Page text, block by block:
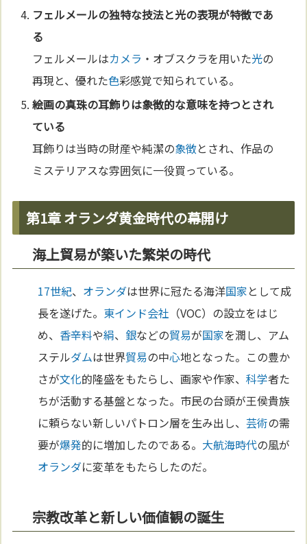
フェルメールの独特な技法と光の表現が特徴であ
る
フェルメールはカメラ ・オブスクラを用いた光の
再現と、優れた色彩感覚で知られている。
絵画の真珠の耳飾りは象徴的な意味を持つとされ
ている
耳飾りは当時の財産や純潔の象徴とされ、作品の
ミステリアスな雰囲気に一役買っている。
第1章 オランダ黄金時代の幕開け
海上貿易が築いた繁栄の時代
17世紀、 オランダは世界に冠たる海洋国家として成
長を遂げた。 東インド会社 （VOC）の設立をはじ
め、 香辛料や絹、 銀などの貿易が国家を潤し、アム
ステルダムは世界貿易の中心地となった。この豊か
さが文化的隆盛をもたらし、画家や作家、科学者た
ちが活動する基盤となった。市民の台頭が王侯貴族
に頼らない新しいパトロン層を生み出し、芸術の需
要が爆発的に増加したのである。 大航海時代の風が
オランダに変革をもたらしたのだ。
宗教改革と新しい価値観の誕生